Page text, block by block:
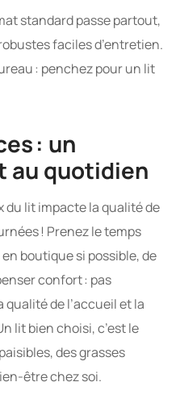
standard passe partout,
faciles d’entretien.
: penchez pour un lit
: un
au quotidien
du lit impacte la qualité de
! Prenez le temps
boutique si possible, de
confort : pas
de l’accueil et la
lit bien choisi, c’est le
des grasses
être chez soi.